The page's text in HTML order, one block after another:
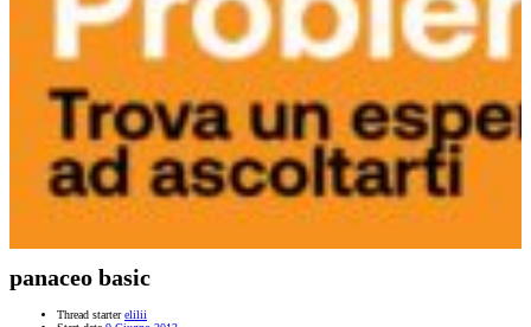
panaceo basic
Thread starter elilii